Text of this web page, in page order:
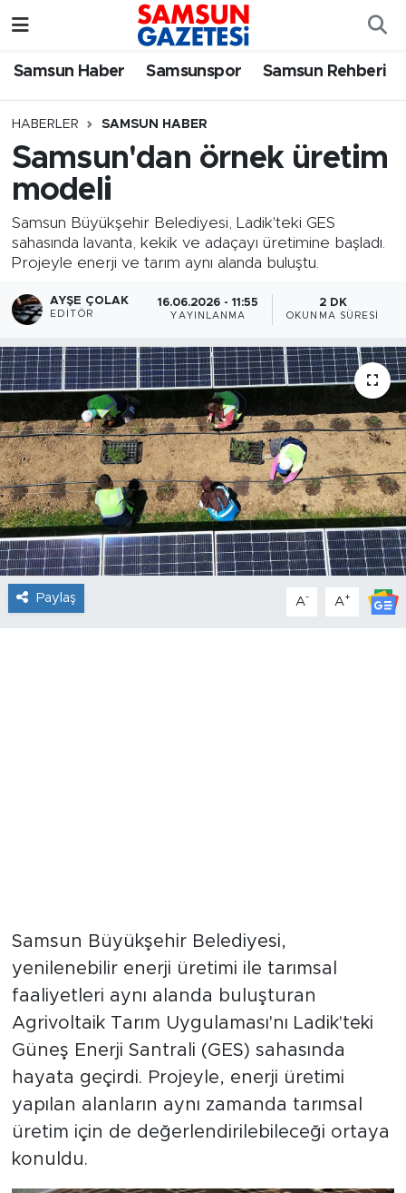
Samsun Haber Samsunspor Samsun Rehberi
HABERLER SAMSUN HABER
Samsun'dan örnek üretim
modeli
Samsun Büyükşehir Belediyesi, Ladik'teki GES
sahasında lavanta, kekik ve adaçayı üretimine başladı.
Projeyle enerji ve tarım aynı alanda buluştu.
AYŞE ÇOLAK
EDITÖR
16.06.2026 - 11:55
YAYINLANMA
2 DK
OKUNMA SÜRESI
Paylaş A- A+
Samsun Büyükşehir Belediyesi,
yenilenebilir enerji üretimi ile tarımsal
faaliyetleri aynı alanda buluşturan
Agrivoltaik Tarım Uygulaması'nı Ladik'teki
Güneş Enerji Santrali (GES) sahasında
hayata geçirdi. Projeyle, enerji üretimi
yapılan alanların aynı zamanda tarımsal
üretim için de değerlendirilebileceği ortaya
konuldu.
Samsun Haber
Samsun Rehberi
Samsun Nöbetçi Eczaneler
SAMSUN Namaz Vakitleri
Süper Lig Puan Durumu ve Fikstür
Tüm Manşetler
Son Dakika Haberleri
Haber Arşivi